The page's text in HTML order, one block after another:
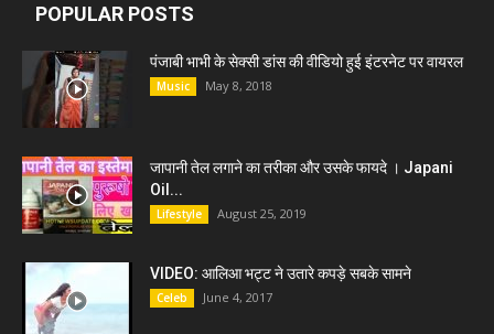
POPULAR POSTS
पंजाबी भाभी के सेक्सी डांस की वीडियो हुई इंटरनेट पर वायरल
Music May 8, 2018
जापानी तेल लगाने का तरीका और उसके फायदे । Japani
Oil...
Lifestyle August 25, 2019
VIDEO: आलिआ भट्ट ने उतारे कपड़े सबके सामने
Celeb June 4, 2017